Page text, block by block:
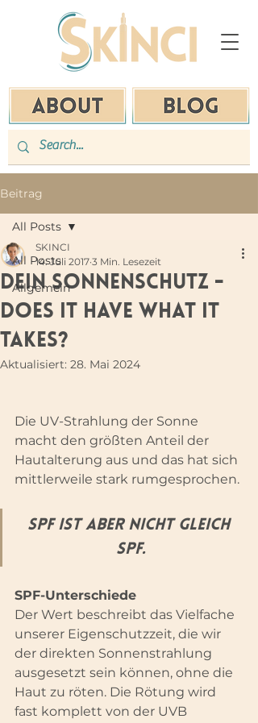
Beitrag
All Posts
Allgemein
All Posts
Dein Sonnenschutz -
Does it have what it
takes?
SKINCI
14. Juli 2017 3 Min. Lesezeit
Aktualisiert: 28. Mai 2024
Die UV-Strahlung der Sonne
macht den größten Anteil der
Hautalterung aus und das hat sich
mittlerweile stark rumgesprochen.
SPF ist aber nicht gleich
SPF.
SPF-Unterschiede
Der Wert beschreibt das Vielfache
unserer Eigenschutzzeit, die wir
der direkten Sonnenstrahlung
ausgesetzt sein können, ohne die
Haut zu röten. Die Rötung wird
fast komplett von der UVB